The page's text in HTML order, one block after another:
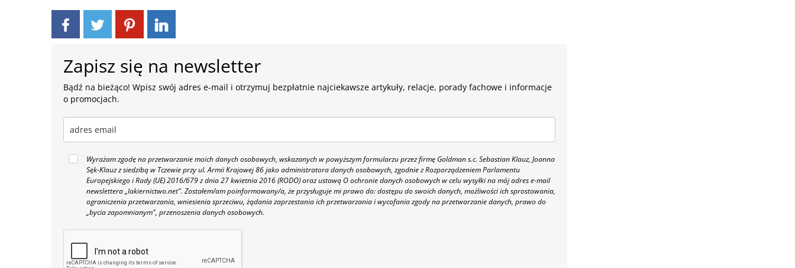
Zapisz się na newsletter
Bądź na bieżąco! Wpisz swój adres e-mail i otrzymuj bezpłatnie najciekawsze artykuły, relacje, porady fachowe i informacje
o promocjach.
Wyrażam zgodę na przetwarzanie moich danych osobowych, wskazanych w powyższym formularzu przez firmę Goldman s.c. Sebastian Klauz, Joanna
Sęk-Klauz z siedzibą w Tczewie przy ul. Armii Krajowej 86 jako administratora danych osobowych, zgodnie z Rozporządzeniem Parlamentu
Europejskiego i Rady (UE) 2016/679 z dnia 27 kwietnia 2016 (RODO) oraz ustawą O ochronie danych osobowych w celu wysyłki na mój adres e-mail
newslettera „lakiernictwo.net". Zostałem/am poinformowany/a, że przysługuje mi prawo do: dostępu do swoich danych, możliwości ich sprostowania,
ograniczenia przetwarzania, wniesienia sprzeciwu, żądania zaprzestania ich przetwarzania i wycofania zgody na przetwarzanie danych, prawo do
„bycia zapomnianym", przenoszenia danych osobowych.